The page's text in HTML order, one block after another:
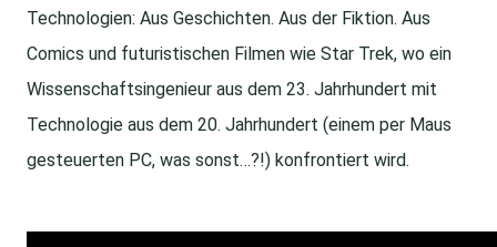
Technologien: Aus Geschichten. Aus der Fiktion. Aus
Comics und futuristischen Filmen wie Star Trek, wo ein
Wissenschaftsingenieur aus dem 23. Jahrhundert mit
Technologie aus dem 20. Jahrhundert (einem per Maus
gesteuerten PC, was sonst…?!) konfrontiert wird.